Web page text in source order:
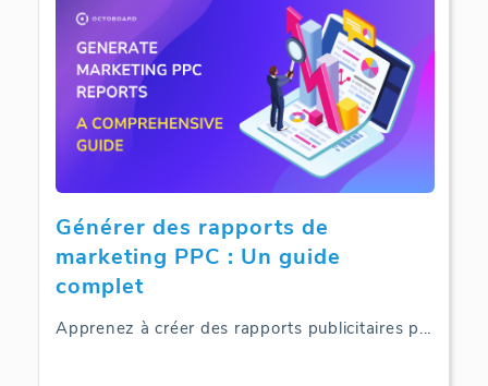
Générer des rapports de
marketing PPC : Un guide
complet
Apprenez à créer des rapports publicitaires p...